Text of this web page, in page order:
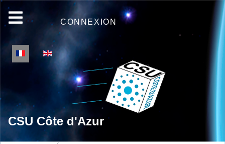
CONNEXION
Sélectionnez votre langue
CSU Côte d'Azur